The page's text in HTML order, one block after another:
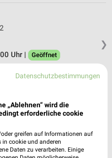
❯
Uhr |
Geöffnet
1 Prospekt
95-97
Uhr | Geöffnet
1 Prospekt
Datenschutzbestimmungen
„Ablehnen“ wird die
erforderliche cookie
greifen auf Informationen auf
in cookie und anderen
Daten zu verarbeiten. Einige